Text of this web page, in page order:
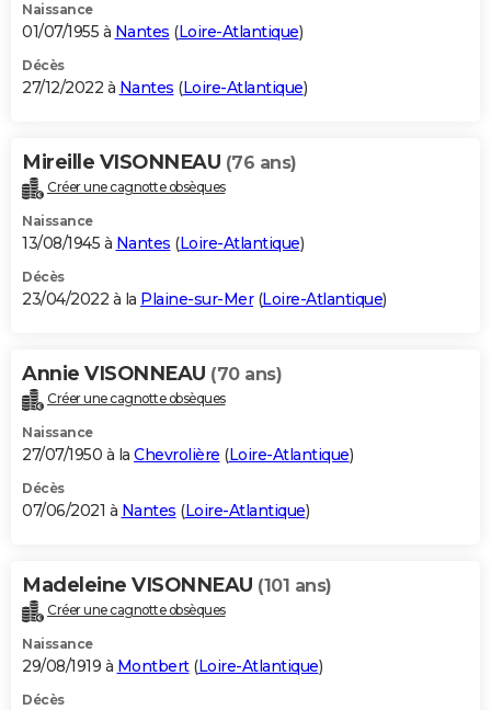
Naissance
01/07/1955 à Nantes (Loire-Atlantique)
Décès
27/12/2022 à Nantes (Loire-Atlantique)
Mireille VISONNEAU (76 ans)
Créer une cagnotte obsèques
Naissance
13/08/1945 à Nantes (Loire-Atlantique)
Décès
23/04/2022 à la Plaine-sur-Mer(Loire-Atlantique)
Annie VISONNEAU (70 ans)
Créer une cagnotte obsèques
Naissance
27/07/1950 à la Chevrolière (Loire-Atlantique)
Décès
07/06/2021 à Nantes (Loire-Atlantique)
Madeleine VISONNEAU (101 ans)
Créer une cagnotte obsèques
Naissance
29/08/1919 à Montbert(Loire-Atlantique)
Décès